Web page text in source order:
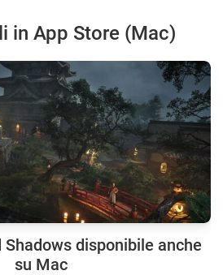
in App Store (Mac)
Shadows disponibile anche
su Mac